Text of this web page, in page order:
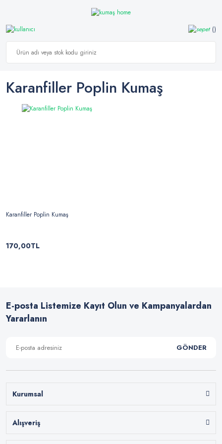
Karanfiller Poplin Kumaş
Karanfiller Poplin Kumaş
170,00TL
E-posta Listemize Kayıt Olun ve Kampanyalardan
Yararlanın
GÖNDER
Kurumsal
Alışveriş